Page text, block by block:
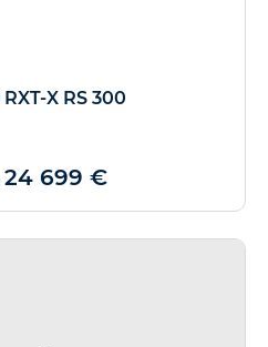
X RS 300
24 699 €